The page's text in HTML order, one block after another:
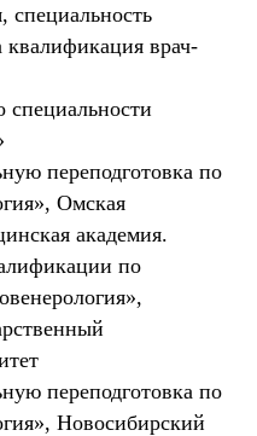
специальность
врач-
специальности
переподготовка по
Омская
академия.
по
переподготовка по
Новосибирский